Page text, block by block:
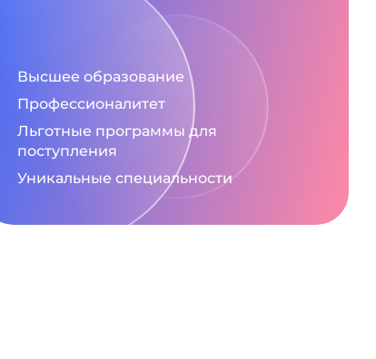
Высшее образование
Профессионалитет
Льготные программы для
поступления
Уникальные специальности